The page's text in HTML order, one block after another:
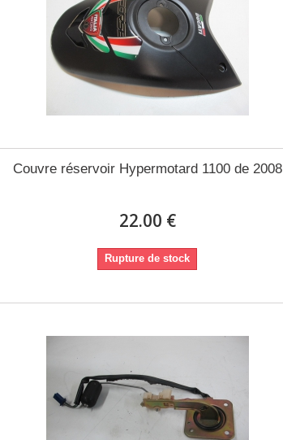
Couvre réservoir Hypermotard 1100 de 2008
22.00 €
Rupture de stock